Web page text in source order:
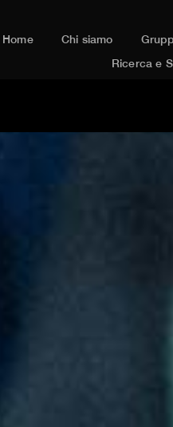
Home Chi siamo
Ricerca e